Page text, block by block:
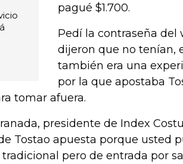
pagué $1.700.
Pedí la contraseña del
dijeron que no tenían,
también era una
por la que apostaba
tomar afuera.
presidente de Index
Tostao apuesta porque usted
pero de entrada por